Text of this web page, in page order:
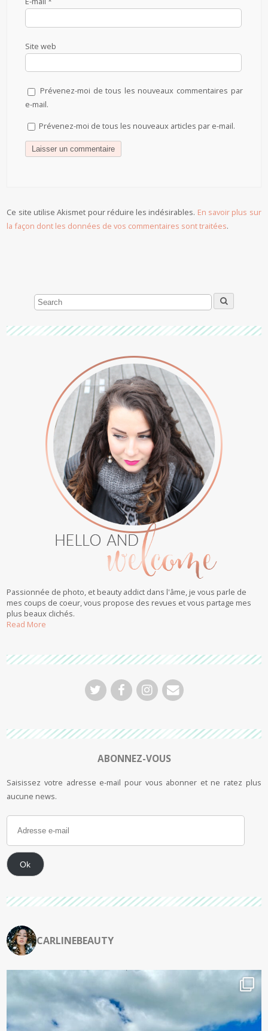
Site web
Prévenez-moi de tous les nouveaux commentaires par
e-mail.
Prévenez-moi de tous les nouveaux articles par e-mail.
Ce site utilise Akismet pour réduire les indésirables. En savoir plus sur
la façon dont les données de vos commentaires sont traitées.
Passionnée de photo, et beauty addict dans l'âme, je vous parle de
mes coups de coeur, vous propose des revues et vous partage mes
plus beaux clichés.
Read More
ABONNEZ-VOUS
Saisissez votre adresse e-mail pour vous abonner et ne ratez plus
aucune news.
Ok
CARLINEBEAUTY